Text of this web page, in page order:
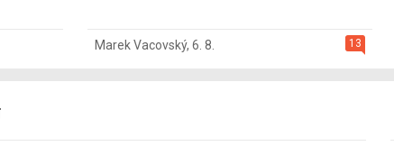
13
Marek Vacovský,6. 8.